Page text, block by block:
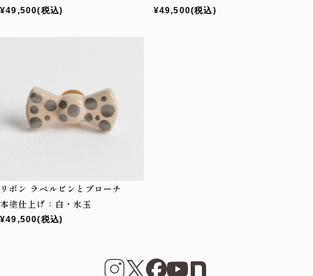
¥49,500(税込) ¥49,500(税込)
リボン ラペルピンとブローチ
本塗仕上げ：白・水玉
¥49,500(税込)